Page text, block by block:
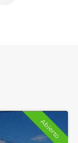
Abierto